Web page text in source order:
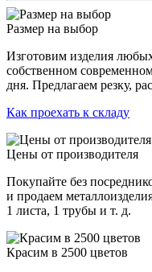
Размер на выбор
Изготовим изделия
собственном
дня. Предлагаем резку,
Как проехать к складу
Цены от производителя
Покупайте без
и продаем
1 листа, 1 трубы и т. д.
Красим в 2500 цветов